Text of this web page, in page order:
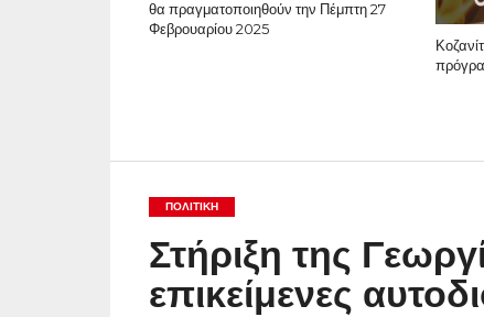
θα πραγματοποιηθούν την Πέμπτη 27
Φεβρουαρίου 2025
ΠΟΛΙΤΙΚΉ
Στήριξη της
επικείμενες